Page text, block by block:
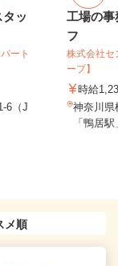
ッ
ート
6（J
工場の事
フ
株式会社
ープ】
時給
神奈川県
「鴨居